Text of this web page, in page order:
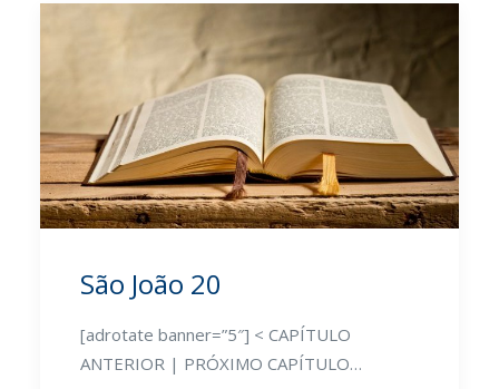
São João 20
[adrotate banner=”5″] < CAPÍTULO
ANTERIOR | PRÓXIMO CAPÍTULO…